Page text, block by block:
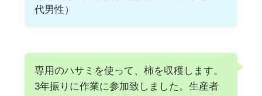
代男性）
専用のハサミを使って、柿を収穫します。
3年振りに作業に参加致しました。生産者